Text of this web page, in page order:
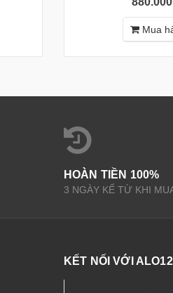
Mua
HOÀN TIỀN 100%
3 NGÀY KỂ TỪ KHI
KẾT NỐI VỚI